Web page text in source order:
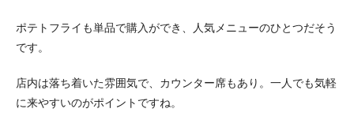
ポテトフライも単品で購入ができ、人気メニューのひとつだそう
です。
店内は落ち着いた雰囲気で、カウンター席もあり。一人でも気軽
に来やすいのがポイントですね。